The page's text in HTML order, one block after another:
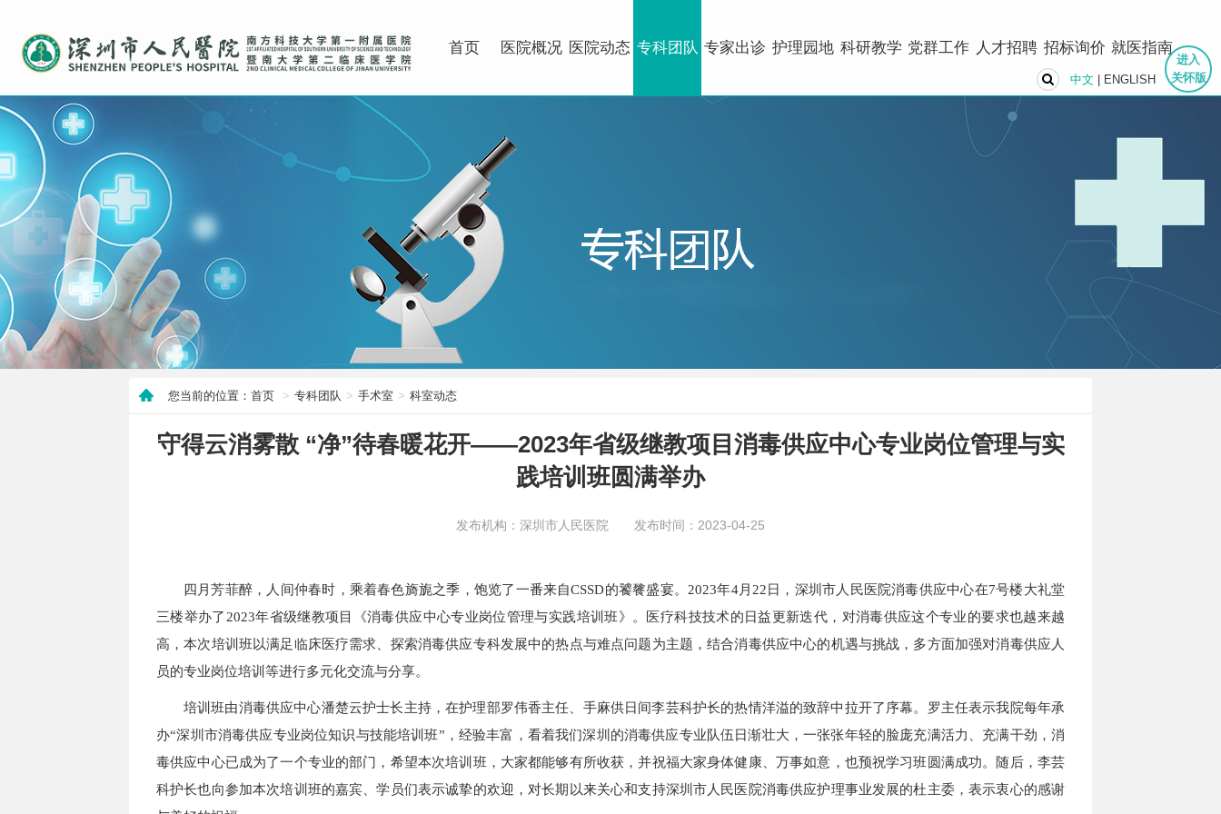
首页 医院概况 医院动态 专科团队 专家出诊 护理园地 科研教学 党群工作 人才招聘 招标询价 就医指南
进入
关怀版
中文 ENGLISH
您当前的位置：首页 专科团队 手术室 科室动态
守得云消雾散 “净”待春暖花开——2023年省级继教项目消毒供应中心专业岗位管理与实
践培训班圆满举办
发布机构：深圳市人民医院 发布时间：2023-04-25
四月芳菲醉，人间仲春时，乘着春色旖旎之季，饱览了一番来自CSSD的饕餮盛宴。2023年4月22日，深圳市人民医院消毒供应中心在7号楼大礼堂
三楼举办了2023年省级继教项目《消毒供应中心专业岗位管理与实践培训班》。
医疗科技技术的日益更新迭代，对消毒供应这个专业的要求也越来越
高，本次培训班以满足临床医疗需求、 探索消毒供应专科发展中的热点与难点问题为主题，结合消毒供应中心的机遇与挑战， 多方面加强对消毒供应人
员的专业岗位培训等进行多元化交流与分享。
培训班由消毒供应中心潘楚云护士长主持，在护理部罗伟香主任、手麻供日间李芸科护长的热情洋溢的致辞中拉开了序幕。罗主任表示我院每年承
办“深圳市消毒供应专业岗位知识与技能培训班”，经验丰富，看着我们深圳的消毒供应专业队伍日渐壮大，一张张年轻的脸庞充满活力、充满干劲，消
毒供应中心已成为了一个专业的部门，希望本次培训班，大家都能够有所收获，并祝福大家身体健康、万事如意，也预祝学习班圆满成功。随后，李芸
科护长也向参加本次培训班的嘉宾、学员们表示诚挚的欢迎，对长期以来关心和支持深圳市人民医院消毒供应护理事业发展的杜主委，表示衷心的感谢